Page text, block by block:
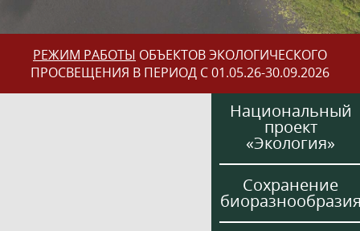
РЕЖИМ РАБОТЫ ОБЪЕКТОВ ЭКОЛОГИЧЕСКОГО
ПРОСВЕЩЕНИЯ В ПЕРИОД С 01.05.26-30.09.2026
Национальный
проект
«Экология»
Сохранение